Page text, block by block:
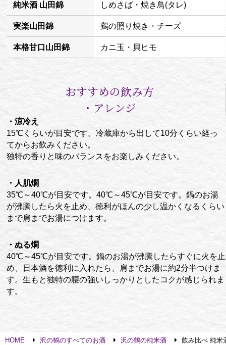
純米酒 山田錦 しめさば・焼き鳥(タレ)
実楽山田錦 鶏の照り焼き・チーズ
本格甘口山田錦 カニ玉・貝ヒモ
おすすめの飲み方
・アレンジ
・涼冷え
15℃くらいが目安です。冷蔵庫から出して10分くらい経っ
てからお飲みください。
独特の香りと味のバランスをお楽しみください。
・人肌燗
35℃～40℃が目安です。40℃～45℃が目安です。鍋のお湯
が沸騰したら火を止め、徳利がほんの少し温かくなるくらい
まで肩までお湯につけます。
・ぬる燗
40℃～45℃が目安です。鍋のお湯が沸騰したらすぐに火を止
め、日本酒を徳利に入れたら、肩までお湯に約2分半つけま
す。生もと独特の腰の強いしっかりとしたコクが感じられま
す。
HOME 沢の鶴のすべてのお酒 沢の鶴の純米酒 飲み比べ 純米